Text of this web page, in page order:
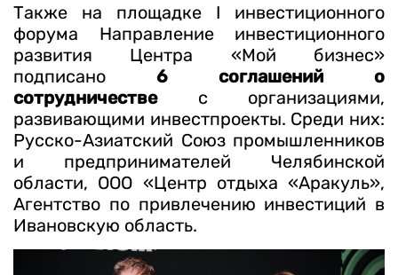
Также на площадке I инвестиционного
форума Направление инвестиционного
развития Центра «Мой бизнес»
подписано6 соглашений о
сотрудничествес организациями,
развивающими инвестпроекты. Среди них:
Русско-Азиатский Союз промышленников
и предпринимателей Челябинской
области, ООО «Центр отдыха «Аракуль»,
Агентство по привлечению инвестиций в
Ивановскую область.